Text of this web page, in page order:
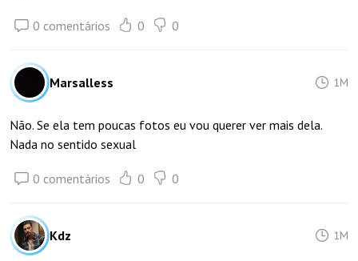
0 comentários 0 0
Marsalless 1M
Não. Se ela tem poucas fotos eu vou querer ver mais dela.
Nada no sentido sexual
0 comentários 0 0
Kdz 1M